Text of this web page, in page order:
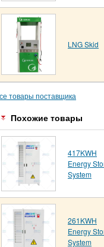
LNG Skid
товары поставщика
Похожие товары
417KWH
Energy
System
261KWH
Energy
System